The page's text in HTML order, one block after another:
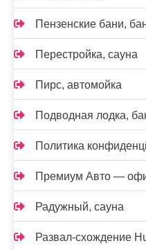
Пензенские бани,
Перестройка, сауна
Пирс, автомойка
Подводная лодка,
Политика
Премиум Авто —
Радужный, сауна
Развал-схождение